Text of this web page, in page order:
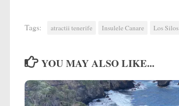
Tags: atractii tenerife Insulele Canare Los Silos
YOU MAY ALSO LIKE...